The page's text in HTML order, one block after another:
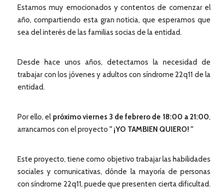
Estamos muy emocionados y contentos de comenzar el
año, compartiendo esta gran noticia, que esperamos que
sea del interés de las familias socias de la entidad.
Desde hace unos años, detectamos la necesidad de
trabajar con los jóvenes y adultos con síndrome 22q11 de la
entidad.
Por ello, elpróximo viernes 3 de febrero de 18:00 a 21:00,
arrancamos con el proyecto " ¡YO TAMBIEN QUIERO! "
Este proyecto, tiene como objetivo trabajar las habilidades
sociales y comunicativas, dónde la mayoría de personas
con síndrome 22q11, puede que presenten cierta dificultad.